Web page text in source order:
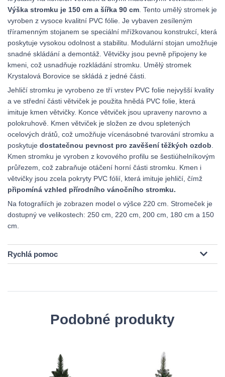
Výška stromku je 150 cm a šířka 90 cm . Tento umělý stromek je
vyroben z vysoce kvalitní PVC fólie. Je vybaven zesíleným
tříramenným stojanem se speciální mřížkovanou konstrukcí, která
poskytuje vysokou odolnost a stabilitu. Modulární stojan umožňuje
snadné skládání a demontáž. Větvičky jsou pevně připojeny ke
kmeni, což usnadňuje rozkládání stromku. Umělý stromek
Krystalová Borovice se skládá z jedné části.
Jehličí stromku je vyrobeno ze tří vrstev PVC folie nejvyšší kvality
a ve střední části větviček je použita hnědá PVC folie, která
imituje kmen větvičky. Konce větviček jsou upraveny narovno a
polokruhově. Kmen větviček je složen ze dvou spletených
ocelových drátů, což umožňuje vícenásobné tvarování stromku a
poskytuje dostatečnou pevnost pro zavěšení těžkých ozdob
Kmen stromku je vyroben z kovového profilu se šestiúhelníkovým
průřezem, což zabraňuje otáčení horní části stromku. Kmen i
větvičky jsou zcela pokryty PVC fólií, která imituje jehličí, čímž
připomíná vzhled přírodního vánočního stromku.
Na fotografiích je zobrazen model o výšce 220 cm. Stromeček je
dostupný ve velikostech: 250 cm, 220 cm, 200 cm, 180 cm a 150
cm.
Rychlá pomoc
Podobné produkty